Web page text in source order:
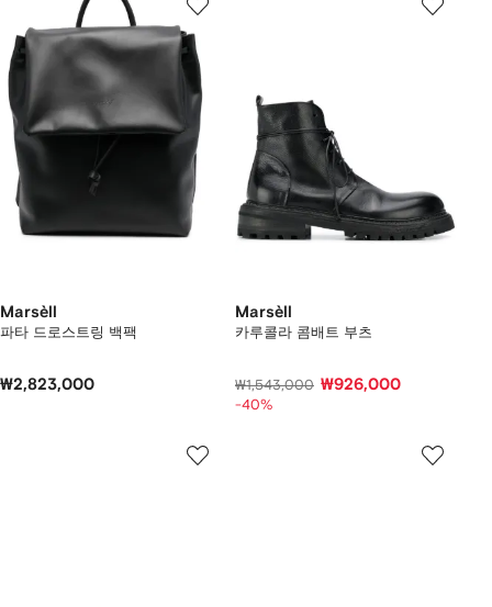
Marsèll
파타 드로스트링 백팩
₩2,823,000
Marsèll
카루콜라 콤배트 부츠
₩1,543,000 ₩926,000
-40%